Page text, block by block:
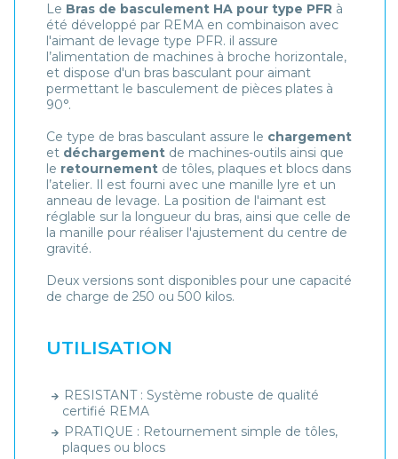
Le Bras de basculement HA pour type PFR à
été développé par REMA en combinaison avec
l'aimant de levage type PFR. il assure
l’alimentation de machines à broche horizontale,
et dispose d'un bras basculant pour aimant
permettant le basculement de pièces plates à
90°.
Ce type de bras basculant assure le chargement
et déchargement de machines-outils ainsi que
le retournement de tôles, plaques et blocs dans
l’atelier. Il est fourni avec une manille lyre et un
anneau de levage. La position de l'aimant est
réglable sur la longueur du bras, ainsi que celle de
la manille pour réaliser l'ajustement du centre de
gravité.
Deux versions sont disponibles pour une capacité
de charge de 250 ou 500 kilos.
UTILISATION
RESISTANT : Système robuste de qualité
certifié REMA
PRATIQUE : Retournement simple de tôles,
plaques ou blocs